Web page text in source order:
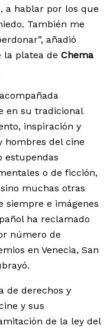
a hablar por los que
También me
añadió
la platea de Chema
en su tradicional
inspiración y
hombres del cine
estupendas
o de ficción,
muchas otras
siempre e imágenes
ha reclamado
número de
en Venecia, San
de derechos y
y sus
de la ley del